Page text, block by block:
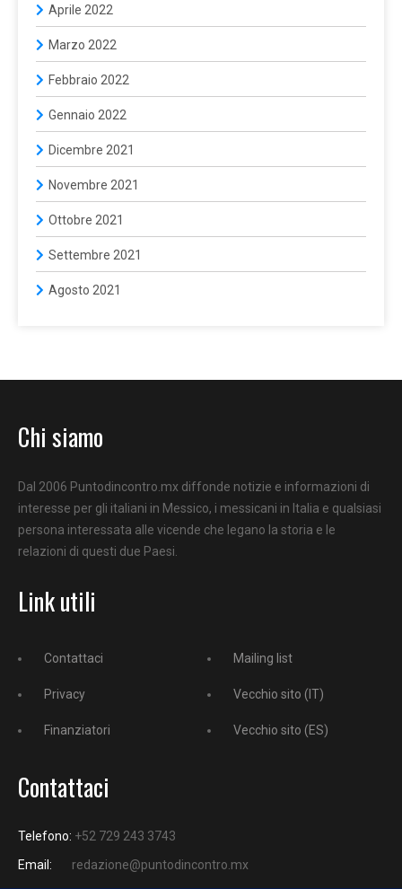
Aprile 2022
Marzo 2022
Febbraio 2022
Gennaio 2022
Dicembre 2021
Novembre 2021
Ottobre 2021
Settembre 2021
Agosto 2021
Chi siamo
Dal 2006 Puntodincontro.mx diffonde notizie e informazioni di
interesse per gli italiani in Messico, i messicani in Italia e qualsiasi
persona interessata alle vicende che legano la storia e le
relazioni di questi due Paesi.
Link utili
Contattaci
Privacy
Finanziatori
Mailing list
Vecchio sito (IT)
Vecchio sito (ES)
Contattaci
Telefono: +52 729 243 3743
Email:
redazione@puntodincontro.mx